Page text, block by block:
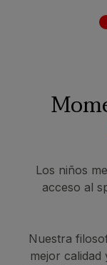
Los niños
acceso al
Nuestra
mejor